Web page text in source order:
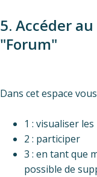
5. Accéder
"Forum"
Dans cet espace
1 : visualiser
2 : participer
3 : en tant que
possible de